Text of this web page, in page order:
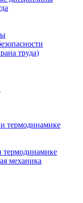
труда)
термодинамике
термодинамике
механика